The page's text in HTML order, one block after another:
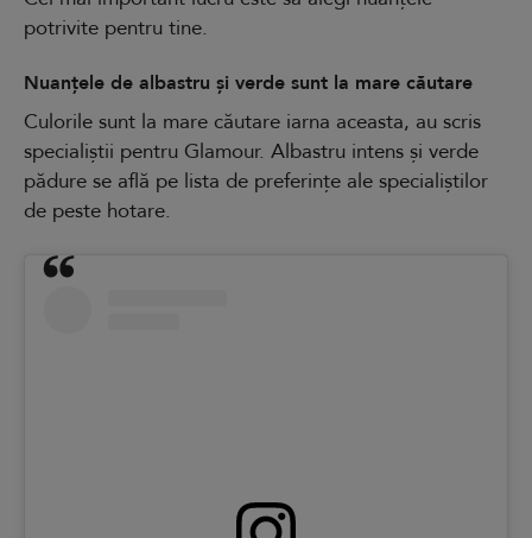
potrivite pentru tine.
Nuanțele de albastru și verde sunt la mare căutare
Culorile sunt la mare căutare iarna aceasta, au scris
specialiștii pentru Glamour. Albastru intens și verde
pădure se află pe lista de preferințe ale specialiștilor
de peste hotare.